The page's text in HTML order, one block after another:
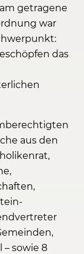
getragene
war
das
aus den
– sowie 8